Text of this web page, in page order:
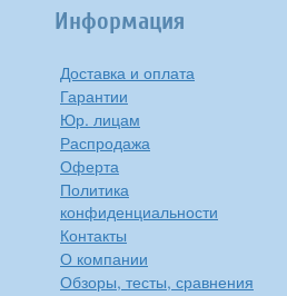
Информация
Доставка и оплата
Гарантии
Юр. лицам
Распродажа
Оферта
Политика
конфиденциальности
Контакты
О компании
Обзоры, тесты, сравнения